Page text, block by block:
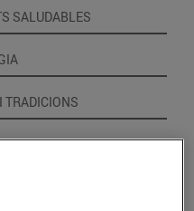
SALUDABLES
TRADICIONS